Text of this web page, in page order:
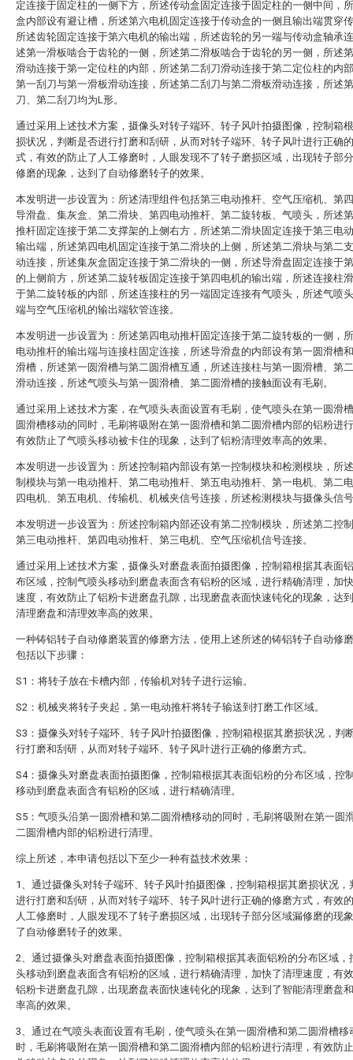
定连接于固定柱的一侧下方，所述传动盒固定连接于固定柱的一侧中间，
盒内部设有避让槽，所述第六电机固定连接于传动盒的一侧且输出端贯穿
所述齿轮固定连接于第六电机的输出端，所述齿轮的另一端与传动盒轴承
述第一滑板啮合于齿轮的一侧，所述第二滑板啮合于齿轮的另一侧，所述
滑动连接于第一定位柱的内部，所述第二刮刀滑动连接于第二定位柱的内
第一刮刀与第一滑板滑动连接，所述第二刮刀与第二滑板滑动连接，所述
刀、第二刮刀均为L形。
通过采用上述技术方案，摄像头对转子端环、转子风叶拍摄图像，控制箱
损状况，判断是否进行打磨和刮研，从而对转子端环、转子风叶进行正确
式，有效的防止了人工修磨时，人眼发现不了转子磨损区域，出现转子部
修磨的现象，达到了自动修磨转子的效果。
本发明进一步设置为：所述清理组件包括第三电动推杆、空气压缩机、第
导滑盘、集灰盒、第二滑块、第四电动推杆、第二旋转板、气喷头，所述
推杆固定连接于第二支撑架的上侧右方，所述第二滑块固定连接于第三电
输出端，所述第四电机固定连接于第二滑块的上侧，所述第二滑块与第二
动连接，所述集灰盒固定连接于第二滑块的一侧，所述导滑盘固定连接于
的上侧前方，所述第二旋转板固定连接于第四电机的输出端，所述连接柱
于第二旋转板的内部，所述连接柱的另一端固定连接有气喷头，所述气喷
端与空气压缩机的输出端软管连接。
本发明进一步设置为：所述第四电动推杆固定连接于第二旋转板的一侧，
电动推杆的输出端与连接柱固定连接，所述导滑盘的内部设有第一圆滑槽
滑槽，所述第一圆滑槽与第二圆滑槽互通，所述连接柱与第一圆滑槽、第
滑动连接，所述气喷头与第一圆滑槽、第二圆滑槽的接触面设有毛刷。
通过采用上述技术方案，在气喷头表面设置有毛刷，使气喷头在第一圆滑
圆滑槽移动的同时，毛刷将吸附在第一圆滑槽和第二圆滑槽内部的铝粉进
有效防止了气喷头移动被卡住的现象，达到了铝粉清理效率高的效果。
本发明进一步设置为：所述控制箱内部设有第一控制模块和检测模块，所
制模块与第一电动推杆、第二电动推杆、第五电动推杆、第一电机、第二
四电机、第五电机、传输机、机械夹信号连接，所述检测模块与摄像头信
本发明进一步设置为：所述控制箱内部还设有第二控制模块，所述第二控
第三电动推杆、第四电动推杆、第三电机、空气压缩机信号连接。
通过采用上述技术方案，摄像头对磨盘表面拍摄图像，控制箱根据其表面
布区域，控制气喷头移动到磨盘表面含有铝粉的区域，进行精确清理，加
速度，有效防止了铝粉卡进磨盘孔隙，出现磨盘表面快速钝化的现象，达
清理磨盘和清理效率高的效果。
一种铸铝转子自动修磨装置的修磨方法，使用上述所述的铸铝转子自动修
包括以下步骤：
S1：将转子放在卡槽内部，传输机对转子进行运输。
S2：机械夹将转子夹起，第一电动推杆将转子输送到打磨工作区域。
S3：摄像头对转子端环、转子风叶拍摄图像，控制箱根据其磨损状况，判
行打磨和刮研，从而对转子端环、转子风叶进行正确的修磨方式。
S4：摄像头对磨盘表面拍摄图像，控制箱根据其表面铝粉的分布区域，控
移动到磨盘表面含有铝粉的区域，进行精确清理。
S5：气喷头沿第一圆滑槽和第二圆滑槽移动的同时，毛刷将吸附在第一圆
二圆滑槽内部的铝粉进行清理。
综上所述，本申请包括以下至少一种有益技术效果：
1、通过摄像头对转子端环、转子风叶拍摄图像，控制箱根据其磨损状况，
进行打磨和刮研，从而对转子端环、转子风叶进行正确的修磨方式，有效
人工修磨时，人眼发现不了转子磨损区域，出现转子部分区域漏修磨的现
了自动修磨转子的效果。
2、通过摄像头对磨盘表面拍摄图像，控制箱根据其表面铝粉的分布区域，
头移动到磨盘表面含有铝粉的区域，进行精确清理，加快了清理速度，有
铝粉卡进磨盘孔隙，出现磨盘表面快速钝化的现象，达到了智能清理磨盘
率高的效果。
3、通过在气喷头表面设置有毛刷，使气喷头在第一圆滑槽和第二圆滑槽移
时，毛刷将吸附在第一圆滑槽和第二圆滑槽内部的铝粉进行清理，有效防